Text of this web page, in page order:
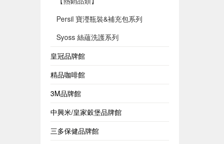
Persil 寶瀅瓶裝&補充包系列
Syoss 絲蘊洗護系列
皇冠品牌館
精品咖啡館
3M品牌館
中興米/皇家穀堡品牌館
三多保健品牌館